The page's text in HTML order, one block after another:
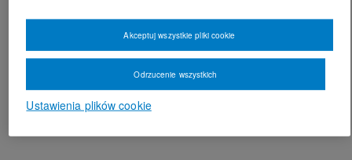
Ustawienia plików cookie
Odrzucenie wszystkich
Akceptuj wszystkie pliki cookie